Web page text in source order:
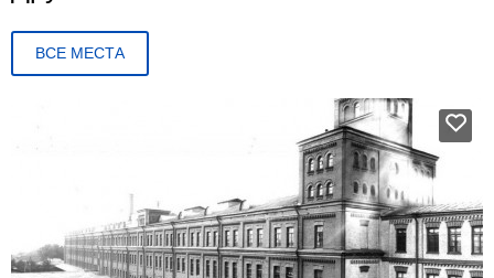
ВСЕ МЕСТА